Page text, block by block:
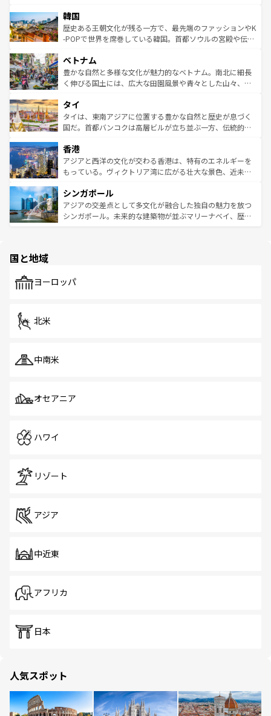
はコンテンツ一覧
いる。アクティビティも充実しており、サーフィンやダイ
ビング、ハイキングなど、アウトドア好きにはたまらな
い。オーストラリアの多彩な魅力を存分に味わいつくそ
参照してほしい。
ン）、静ひつな山岳地帯である台湾東部など、都市の喧騒
と山間の静けさが共存しており、訪れる人に新しい発見と
驚きをもたらしてくれる。また、奥深い台湾の食文化も魅
容にもいいと評判のスイーツなど、バラエティ豊かな料理
が味わえる。 なお、新着の台湾情報は コンテンツ一覧を参
照してほしい。
韓国
歴史ある王朝文化が残る一方で、最先端のファッションやK
-POPで世界を席巻している韓国。首都ソウルの宮殿や伝統
き、地方に足を延ばせば四季折々の自然美を楽しむことが
できる。そして、キムチや焼肉、絶品のストリートフード
まで、さまざまな韓国料理が待っている。夜には、韓国な
リティに包まれながら、韓国の多彩な魅力を心ゆくまで味
わってみてほしい。 なお、新着の韓国情報はコンテンツ一
覧を参照してほしい。
ベトナム
豊かな自然と多様な文化が魅力的なベトナム。南北に細長
く伸びる国土には、広大な田園風景や青々とした山々、世
急速な発展と共に伝統が息づく。ハノイの古い町並みやホ
ーチミン市のフランス統治時代の建物も、独特の雰囲気を
醸し出している。また、バラエティの豊かさとおいしさで
とつ。フォーやバインミー、ベトナムコーヒーなどは、ぜ
ひ現地で味わいたい。どの地域を訪れてもあたたかい人々
が旅行者を迎えてくれるので、きっと忘れられない旅にな
参照してほしい。
タイ
タイは、東南アジアに位置する豊かな自然と歴史が息づく
国だ。首都バンコクは高層ビルが立ち並ぶ一方、伝統的な
の活気が交差している。北部ではチェンマイなどの山岳地
帯で自然と触れ合い、南部ではプーケットやクラビの美し
いビーチでリゾート気分を楽しむことができる。タイ料理
激する。気候は一年中温暖で、どの季節にも異なる楽しみ
が待っている。親しみやすいタイの人々、仏教を中心とし
た文化、そして多様な観光資源が、訪れる旅人を魅了し続
香港
アジアと西洋の文化が交わる香港は、特有のエネルギーを
もっている。ヴィクトリア湾に広がる壮大な景色、近未来
み、どこを訪れても感動するはず。観光スポットが密集し
ており、効率よく見どころを回れるのも魅力。息をのむよ
うな絶景から文化的な体験まで、香港を存分に楽しみ尽く
シンガポール
アジアの交差点として多文化が融合した独自の魅力を放つ
シンガポール。未来的な建築物が並ぶマリーナベイ、歴史
で、ホーカーズは地元の風情を楽しめる外せないスポット
国と地域
ヨーロッパ
北米
中南米
オセアニア
ハワイ
リゾート
アジア
中近東
アフリカ
日本
人気スポット